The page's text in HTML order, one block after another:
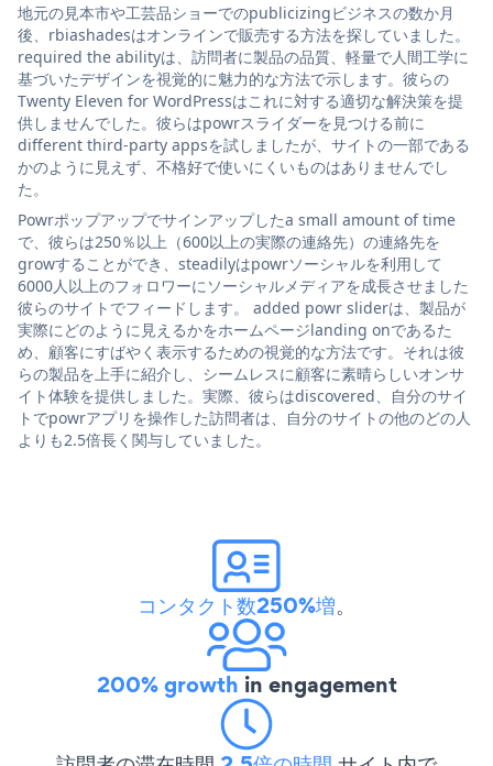
地元の見本市や工芸品ショーでのpublicizingビジネスの数か月
後、rbiashadesはオンラインで販売する方法を探していました。
required the abilityは、訪問者に製品の品質、軽量で人間工学に
基づいたデザインを視覚的に魅力的な方法で示します。彼らの
Twenty Eleven for WordPressはこれに対する適切な解決策を提
供しませんでした。彼らはpowrスライダーを見つける前に
different third-party appsを試しましたが、サイトの一部である
かのように見えず、不格好で使いにくいものはありませんでし
た。
Powrポップアップでサインアップしたa small amount of time
で、彼らは250％以上（600以上の実際の連絡先）の連絡先を
growすることができ、steadilyはpowrソーシャルを利用して
6000人以上のフォロワーにソーシャルメディアを成長させました
彼らのサイトでフィードします。 added powr sliderは、製品が
実際にどのように見えるかをホームページlanding onであるた
め、顧客にすばやく表示するための視覚的な方法です。それは彼
らの製品を上手に紹介し、シームレスに顧客に素晴らしいオンサ
イト体験を提供しました。実際、彼らはdiscovered、自分のサイ
トでpowrアプリを操作した訪問者は、自分のサイトの他のどの人
よりも2.5倍長く関与していました。
コンタクト数250%増。
200% growth in engagement